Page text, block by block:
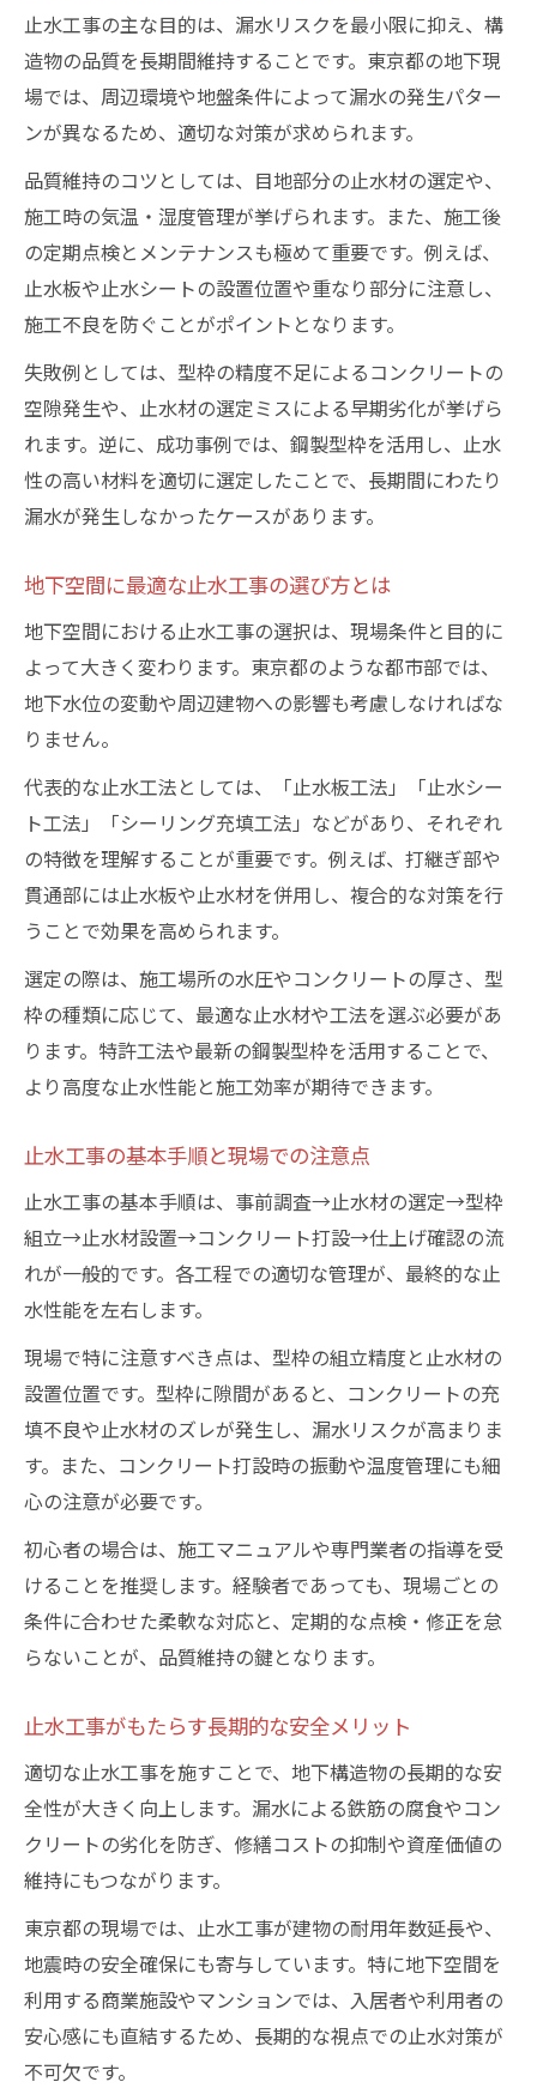
法
失敗を防ぐ型枠選びと止水工事の連携術
型枠活用が東京都の止水工事を変える理由
安心と信頼の地下空間を創る止水対策
止水工事が生む安心・信頼の地下空間設計
術
止水工事で実現する快適な地下環境とは
長期利用に備える止水工事の対策ポイント
止水工事による地下空間の資産価値向上策
止水工事成功事例から学ぶ信頼獲得の工夫
型枠＋止水工事で工期短縮を実現する方法
型枠と止水工事の連携で工期短縮を図る秘
策
方法
止水工事と型枠工事の同時進行メリット
型枠＋止水工事による無駄のない現場運営
止水工事の主な目的は、漏水リスクを最小限に抑え、構
造物の品質を長期間維持することです。東京都の地下現
場では、周辺環境や地盤条件によって漏水の発生パター
ンが異なるため、適切な対策が求められます。
品質維持のコツとしては、目地部分の止水材の選定や、
施工時の気温・湿度管理が挙げられます。また、施工後
の定期点検とメンテナンスも極めて重要です。例えば、
止水板や止水シートの設置位置や重なり部分に注意し、
施工不良を防ぐことがポイントとなります。
失敗例としては、型枠の精度不足によるコンクリートの
空隙発生や、止水材の選定ミスによる早期劣化が挙げら
れます。逆に、成功事例では、鋼製型枠を活用し、止水
性の高い材料を適切に選定したことで、長期間にわたり
漏水が発生しなかったケースがあります。
地下空間に最適な止水工事の選び方とは
地下空間における止水工事の選択は、現場条件と目的に
よって大きく変わります。東京都のような都市部では、
地下水位の変動や周辺建物への影響も考慮しなければな
りません。
代表的な止水工法としては、「止水板工法」「止水シー
ト工法」「シーリング充填工法」などがあり、それぞれ
の特徴を理解することが重要です。例えば、打継ぎ部や
貫通部には止水板や止水材を併用し、複合的な対策を行
うことで効果を高められます。
選定の際は、施工場所の水圧やコンクリートの厚さ、型
枠の種類に応じて、最適な止水材や工法を選ぶ必要があ
ります。特許工法や最新の鋼製型枠を活用することで、
より高度な止水性能と施工効率が期待できます。
止水工事の基本手順と現場での注意点
止水工事の基本手順は、事前調査→止水材の選定→型枠
組立→止水材設置→コンクリート打設→仕上げ確認の流
れが一般的です。各工程での適切な管理が、最終的な止
水性能を左右します。
現場で特に注意すべき点は、型枠の組立精度と止水材の
設置位置です。型枠に隙間があると、コンクリートの充
填不良や止水材のズレが発生し、漏水リスクが高まりま
す。また、コンクリート打設時の振動や温度管理にも細
心の注意が必要です。
初心者の場合は、施工マニュアルや専門業者の指導を受
けることを推奨します。経験者であっても、現場ごとの
条件に合わせた柔軟な対応と、定期的な点検・修正を怠
らないことが、品質維持の鍵となります。
止水工事がもたらす長期的な安全メリット
適切な止水工事を施すことで、地下構造物の長期的な安
全性が大きく向上します。漏水による鉄筋の腐食やコン
クリートの劣化を防ぎ、修繕コストの抑制や資産価値の
維持にもつながります。
東京都の現場では、止水工事が建物の耐用年数延長や、
地震時の安全確保にも寄与しています。特に地下空間を
利用する商業施設やマンションでは、入居者や利用者の
安心感にも直結するため、長期的な視点での止水対策が
不可欠です。